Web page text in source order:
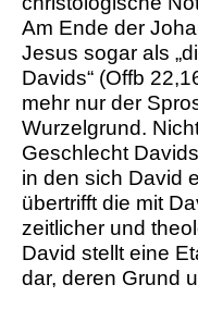
Am Ende der
Jesus sogar als
Davids“ (Offb
mehr nur der
Wurzelgrund.
Geschlecht
in den sich David
übertrifft die mit
zeitlicher und
David stellt eine
dar, deren Grund